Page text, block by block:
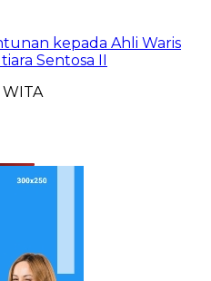
kepada Ahli Waris
Sentosa II
WITA